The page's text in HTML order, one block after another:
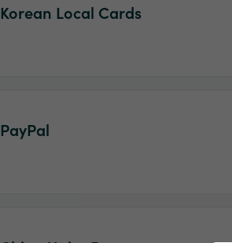
Korean Local Cards
PayPal